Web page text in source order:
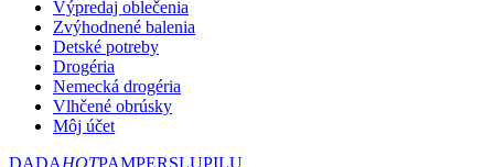
Výpredaj oblečenia
Zvýhodnené balenia
Detské potreby
Drogéria
Nemecká drogéria
Vlhčené obrúsky
Môj účet
DADAHOTPAMPERSLUPILU